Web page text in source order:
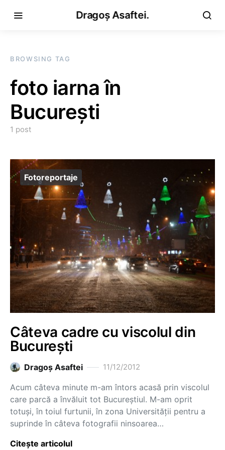
Dragoș Asaftei.
BROWSING TAG
foto iarna în
București
1 post
Fotoreportaje
Câteva cadre cu viscolul din
București
Dragoş Asaftei 11/12/2012
Acum câteva minute m-am întors acasă prin viscolul
care parcă a învăluit tot Bucureștiul. M-am oprit
totuși, în toiul furtunii, în zona Universității pentru a
suprinde în câteva fotografii ninsoarea…
Citește articolul